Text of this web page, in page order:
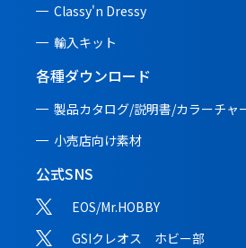
Classy'n Dressy
輸入キット
各種ダウンロード
製品カタログ/説明書/カラーチャ
小売店向け素材
公式SNS
EOS/Mr.HOBBY
GSIクレオス ホビー部